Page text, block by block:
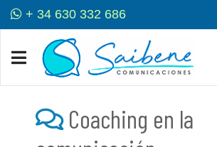
+ 34 630 332 686
Coaching en la